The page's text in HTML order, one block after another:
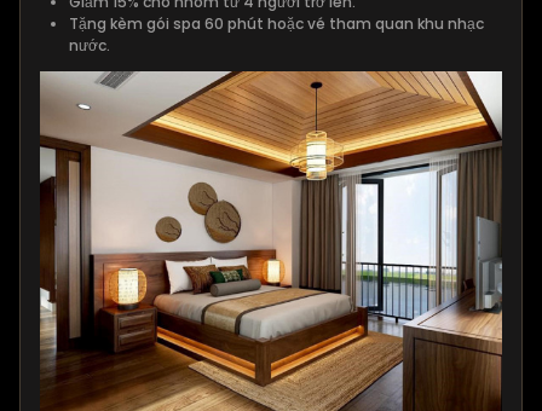
Tặng kèm gói spa 60 phút hoặc vé tham quan khu nhạc
nước.